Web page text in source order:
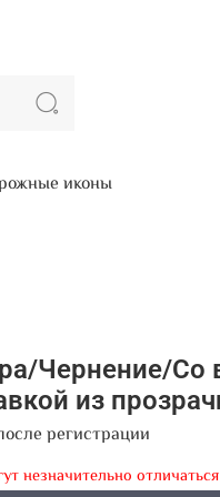
иконы
Чернение/Со
из
регистрации
незначительно